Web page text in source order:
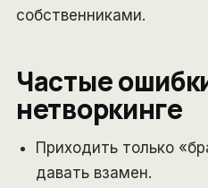
собственниками.
Частые
нетворкинге
Приходить только
давать взамен.